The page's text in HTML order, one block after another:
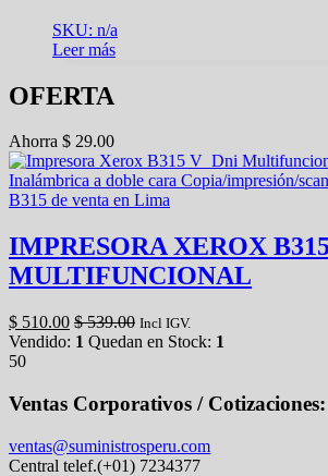
SKU: n/a
Leer más
OFERTA
Ahorra $ 29.00
IMPRESORA XEROX
MULTIFUNCIONAL
$ 510.00 $539.00 Incl IGV.
Vendido: 1 Quedan en Stock: 1
50
Ventas Corporativos / Cotizaciones:
ventas@suministrosperu.com
Central telef.(+01) 7234377